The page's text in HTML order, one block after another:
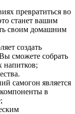
превратиться во
станет вашим
своим домашним
создать
сможете собрать
напитков;
самогон является
в